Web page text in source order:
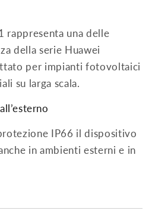
rappresenta una delle
della serie Huawei
per impianti fotovoltaici
su larga scala.
IP66 il dispositivo
in ambienti esterni e in